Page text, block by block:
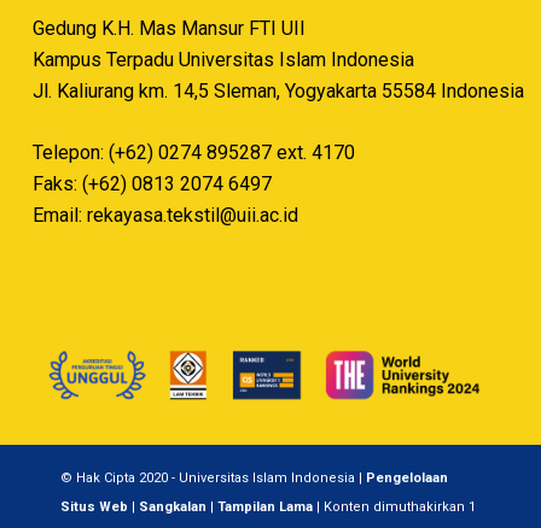
Gedung K.H. Mas Mansur FTI UII
Kampus Terpadu Universitas Islam Indonesia
Jl. Kaliurang km. 14,5 Sleman, Yogyakarta 55584 Indonesia
Telepon: (+62) 0274 895287 ext. 4170
Faks: (+62) 0813 2074 6497
Email: rekayasa.tekstil@uii.ac.id
© Hak Cipta 2020 - Universitas Islam Indonesia |
Pengelolaan
Situs Web
Sangkalan Tampilan Lama | Konten dimuthakirkan 1